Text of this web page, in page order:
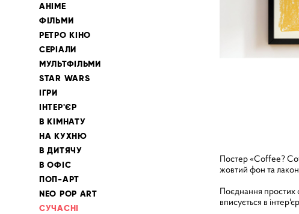
АНІМЕ
ФІЛЬМИ
РЕТРО КІНО
СЕРІАЛИ
МУЛЬТФІЛЬМИ
STAR WARS
ІГРИ
ІНТЕР'ЄР
В КІМНАТУ
НА КУХНЮ
В ДИТЯЧУ
В ОФІС
ПОП-АРТ
NEO POP ART
СУЧАСНІ
Постер «Coffee?
жовтий фон та
Поєднання простих
вписується в